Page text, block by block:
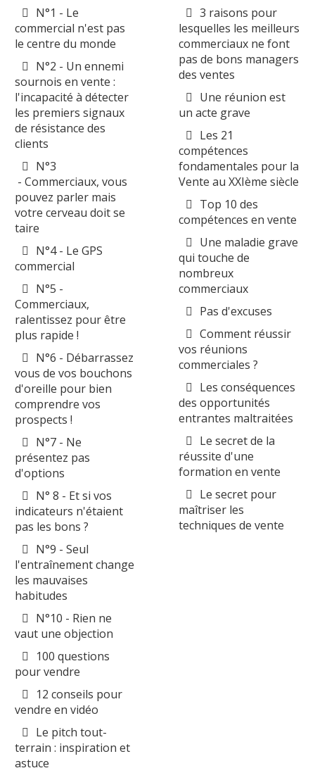
N°1 - Le
commercial n'est pas
le centre du monde
N°2 - Un ennemi
sournois en vente :
l'incapacité à détecter
les premiers signaux
de résistance des
clients
N°3
- Commerciaux, vous
pouvez parler mais
votre cerveau doit se
taire
N°4 - Le GPS
commercial
N°5 -
Commerciaux,
ralentissez pour être
plus rapide !
N°6 - Débarrassez
vous de vos bouchons
d'oreille pour bien
comprendre vos
prospects !
N°7 - Ne
présentez pas
d'options
N° 8 - Et si vos
indicateurs n'étaient
pas les bons ?
N°9 - Seul
l'entraînement change
les mauvaises
habitudes
N°10 - Rien ne
vaut une objection
100 questions
pour vendre
12 conseils pour
vendre en vidéo
Le pitch tout-
terrain : inspiration et
astuce
3 raisons pour
lesquelles les meilleurs
commerciaux ne font
pas de bons managers
des ventes
Une réunion est
un acte grave
Les 21
compétences
fondamentales pour la
Vente au XXIème siècle
Top 10 des
compétences en vente
Une maladie grave
qui touche de
nombreux
commerciaux
Pas d'excuses
Comment réussir
vos réunions
commerciales ?
Les conséquences
des opportunités
entrantes maltraitées
Le secret de la
réussite d'une
formation en vente
Le secret pour
maîtriser les
techniques de vente